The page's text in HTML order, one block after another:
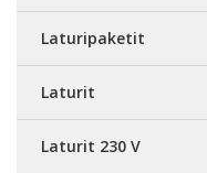
Laturipaketit
Laturit
Laturit 230 V